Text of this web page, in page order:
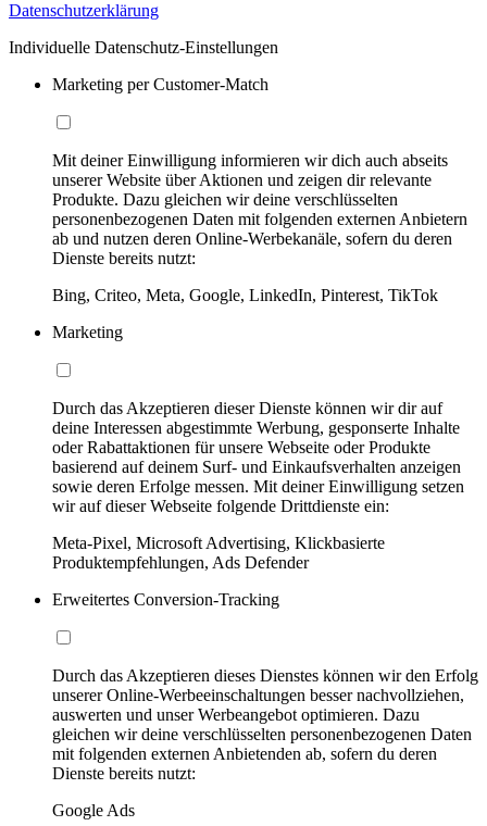
Datenschutzerklärung
Individuelle Datenschutz-Einstellungen
Marketing per Customer-Match
Mit deiner Einwilligung informieren wir dich auch abseits
unserer Website über Aktionen und zeigen dir relevante
Produkte. Dazu gleichen wir deine verschlüsselten
personenbezogenen Daten mit folgenden externen Anbietern
ab und nutzen deren Online-Werbekanäle, sofern du deren
Dienste bereits nutzt:
Bing, Criteo, Meta, Google, LinkedIn, Pinterest, TikTok
Marketing
Durch das Akzeptieren dieser Dienste können wir dir auf
deine Interessen abgestimmte Werbung, gesponserte Inhalte
oder Rabattaktionen für unsere Webseite oder Produkte
basierend auf deinem Surf- und Einkaufsverhalten anzeigen
sowie deren Erfolge messen. Mit deiner Einwilligung setzen
wir auf dieser Webseite folgende Drittdienste ein:
Meta-Pixel, Microsoft Advertising, Klickbasierte
Produktempfehlungen, Ads Defender
Erweitertes Conversion-Tracking
Durch das Akzeptieren dieses Dienstes können wir den Erfolg
unserer Online-Werbeeinschaltungen besser nachvollziehen,
auswerten und unser Werbeangebot optimieren. Dazu
gleichen wir deine verschlüsselten personenbezogenen Daten
mit folgenden externen Anbietenden ab, sofern du deren
Dienste bereits nutzt:
Google Ads